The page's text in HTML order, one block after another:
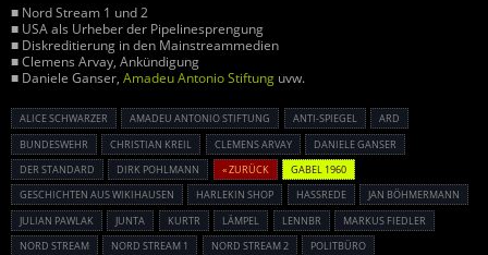
■ Nord Stream 1 und 2
■ USA als Urheber der Pipelinesprengung
■ Diskreditierung in den Mainstreammedien
■ Clemens Arvay, Ankündigung
■ Daniele Ganser, Amadeu Antonio Stiftung uvw.
ALICE SCHWARZER AMADEU ANTONIO STIFTUNG ANTI-SPIEGEL
ARD
BUNDESWEHR
CHRISTIAN KREIL CLEMENS ARVAY
DANIELE GANSER
DER STANDARD
DIRK POHLMANN « ZURÜCK
GABEL 1960
GESCHICHTEN AUS WIKIHAUSEN
HARLEKIN SHOP HASSREDE
JAN BÖHMERMANN
JULIAN PAWLAK
JUNTA KURTR LÄMPEL LENNBR
MARKUS FIEDLER
NORD STREAM
NORD STREAM 1 NORD STREAM 2
POLITBÜRO